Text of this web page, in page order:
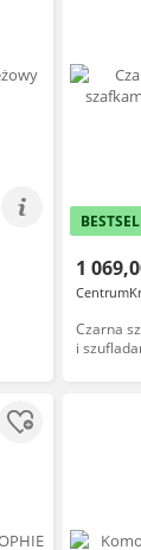
1
Czarna
i